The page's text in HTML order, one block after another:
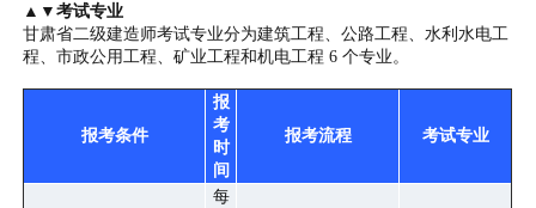
▲▼考试专业
甘肃省二级建造师考试专业分为建筑工程、公路工程、水利水电工
程、市政公用工程、矿业工程和机电工程 6 个专业。
报考条件
报
考
时
间
报考流程 考试专业
每